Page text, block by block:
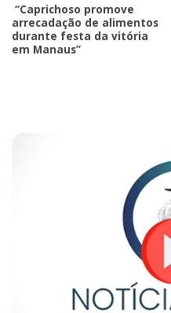
“Caprichoso promove
arrecadação de alimentos
durante festa da vitória
em Manaus”